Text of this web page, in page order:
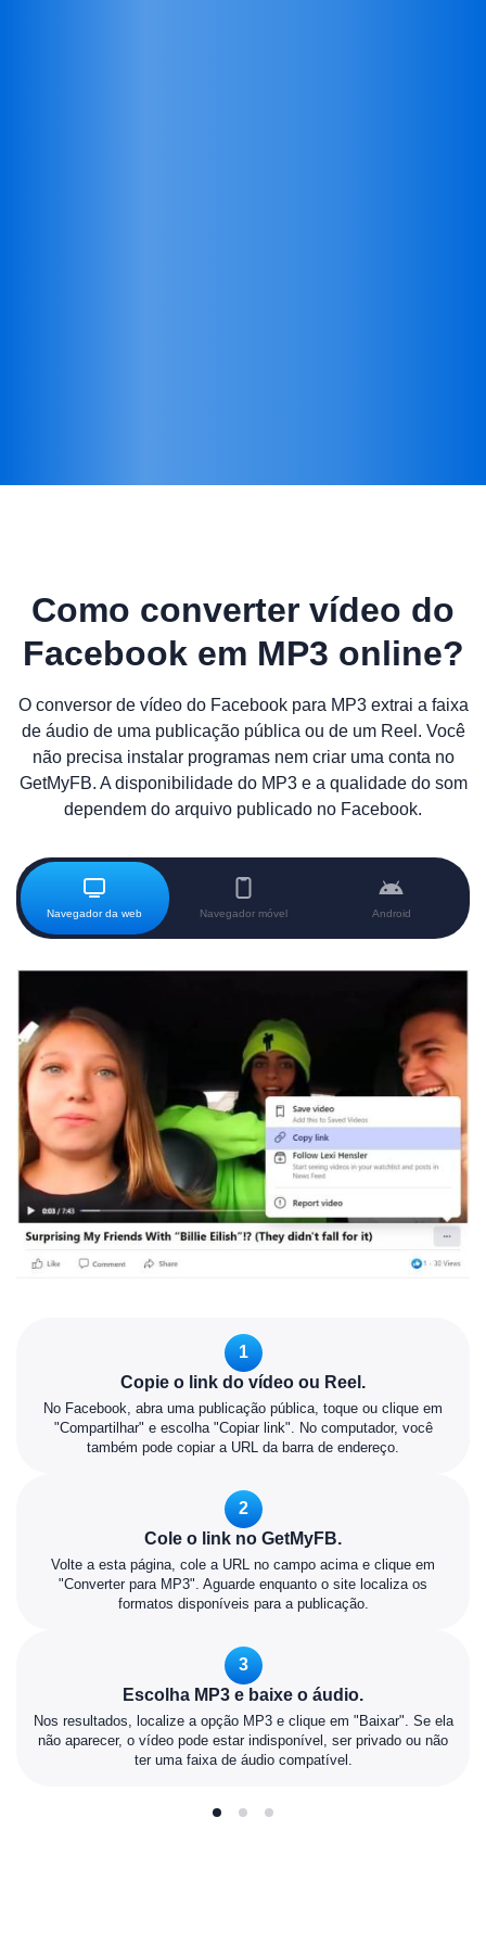
Como converter vídeo do
Facebook em MP3 online?
O conversor de vídeo do Facebook para MP3 extrai a faixa
de áudio de uma publicação pública ou de um Reel. Você
não precisa instalar programas nem criar uma conta no
GetMyFB. A disponibilidade do MP3 e a qualidade do som
dependem do arquivo publicado no Facebook.
1
Copie o link do vídeo ou Reel.
No Facebook, abra uma publicação pública, toque ou clique em
"Compartilhar" e escolha "Copiar link". No computador, você
também pode copiar a URL da barra de endereço.
2
Cole o link no GetMyFB.
Volte a esta página, cole a URL no campo acima e clique em
"Converter para MP3". Aguarde enquanto o site localiza os
formatos disponíveis para a publicação.
3
Escolha MP3 e baixe o áudio.
Nos resultados, localize a opção MP3 e clique em "Baixar". Se ela
não aparecer, o vídeo pode estar indisponível, ser privado ou não
ter uma faixa de áudio compatível.
Navegador da web Navegador móvel Android